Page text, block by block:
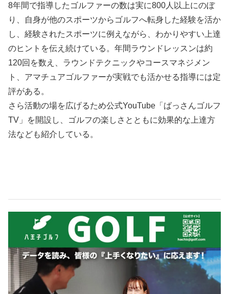
8年間で指導したゴルファーの数は実に800人以上にのぼ
り、自身が他のスポーツからゴルフへ転身した経験を活か
し、経験されたスポーツに例えながら、わかりやすい上達
のヒントを伝え続けている。年間ラウンドレッスンは約
120回を数え、ラウンドテクニックやコースマネジメン
ト、アマチュアゴルファーが実戦でも活かせる指導には定
評がある。
さら活動の場を広げるため公式YouTube「ばっさんゴルフ
TV」を開設し、ゴルフの楽しさとともに効果的な上達方
法なども紹介している。